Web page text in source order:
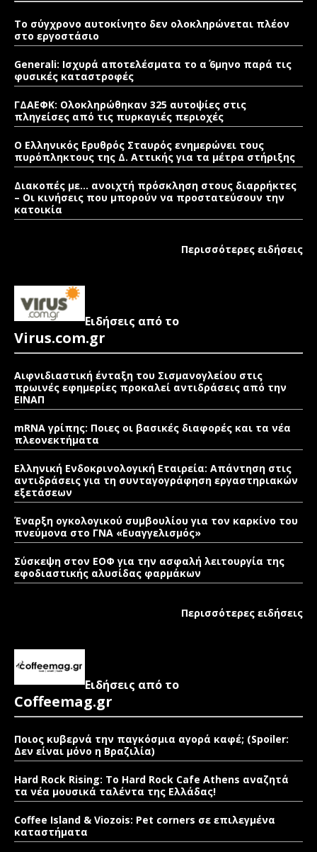
Το σύγχρονο αυτοκίνητο δεν ολοκληρώνεται πλέον
στο εργοστάσιο
Generali: Ισχυρά αποτελέσματα το α΄ 6μηνο παρά τις
φυσικές καταστροφές
ΓΔΑΕΦΚ: Ολοκληρώθηκαν 325 αυτοψίες στις
πληγείσες από τις πυρκαγιές περιοχές
Ο Ελληνικός Ερυθρός Σταυρός ενημερώνει τους
πυρόπληκτους της Δ. Αττικής για τα μέτρα στήριξης
Διακοπές με… ανοιχτή πρόσκληση στους διαρρήκτες
– Οι κινήσεις που μπορούν να προστατεύσουν την
κατοικία
Περισσότερες ειδήσεις
Ειδήσεις από το
Virus.com.gr
Αιφνιδιαστική ένταξη του Σισμανογλείου στις
πρωινές εφημερίες προκαλεί αντιδράσεις από την
ΕΙΝΑΠ
mRNA γρίπης: Ποιες οι βασικές διαφορές και τα νέα
πλεονεκτήματα
Ελληνική Ενδοκρινολογική Εταιρεία: Απάντηση στις
αντιδράσεις για τη συνταγογράφηση εργαστηριακών
εξετάσεων
Έναρξη ογκολογικού συμβουλίου για τον καρκίνο του
πνεύμονα στο ΓΝΑ «Ευαγγελισμός»
Σύσκεψη στον ΕΟΦ για την ασφαλή λειτουργία της
εφοδιαστικής αλυσίδας φαρμάκων
Περισσότερες ειδήσεις
Ειδήσεις από το
Coffeemag.gr
Ποιος κυβερνά την παγκόσμια αγορά καφέ; (Spoiler:
Δεν είναι μόνο η Βραζιλία)
Hard Rock Rising: Το Hard Rock Cafe Athens αναζητά
τα νέα μουσικά ταλέντα της Ελλάδας!
Coffee Island & Viozois: Pet corners σε επιλεγμένα
καταστήματα